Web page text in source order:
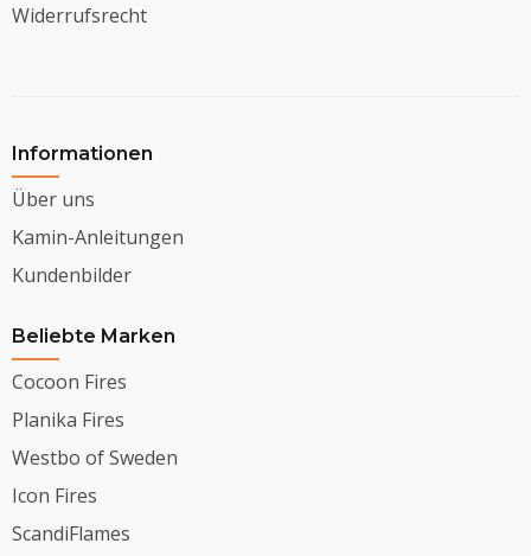
Widerrufsrecht
Informationen
Über uns
Kamin-Anleitungen
Kundenbilder
Beliebte Marken
Cocoon Fires
Planika Fires
Westbo of Sweden
Icon Fires
ScandiFlames